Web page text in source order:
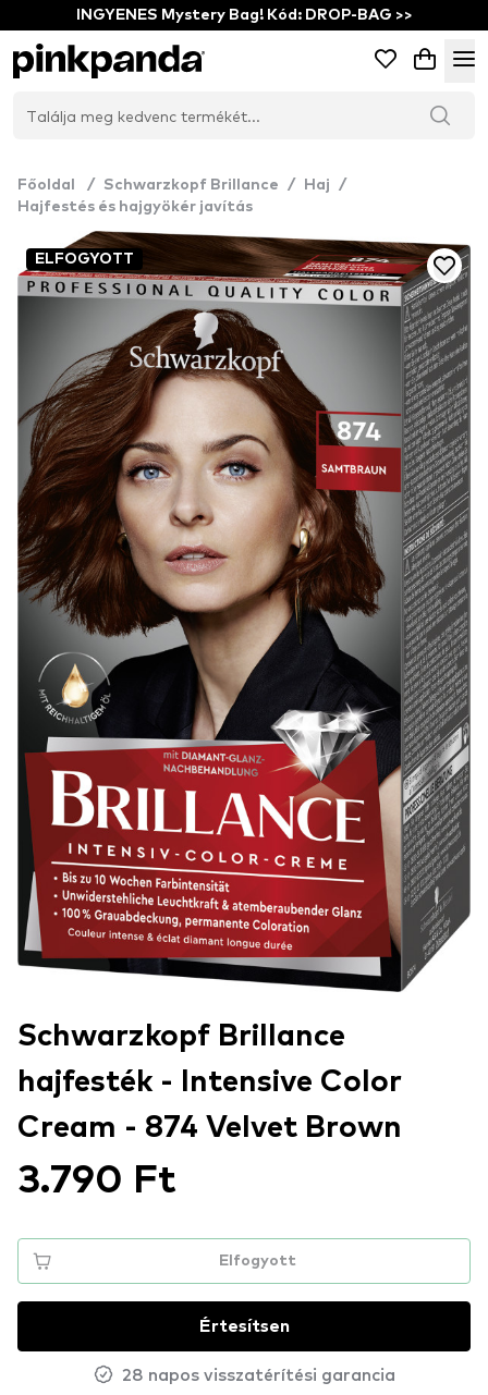
INGYENES Mystery Bag! Kód: DROP-BAG >>
Főoldal / Schwarzkopf Brillance / Haj
/
Hajfestés és hajgyökér javítás
ELFOGYOTT
Schwarzkopf Brillance
hajfesték - Intensive Color
Cream - 874 Velvet Brown
3.790 Ft
Elfogyott
Értesítsen
28 napos visszatérítési garancia